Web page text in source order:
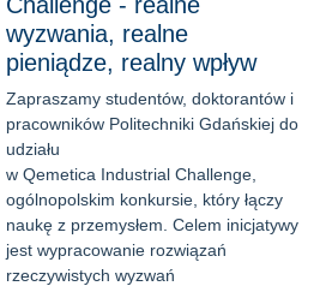
wyzwania, realne
pieniądze, realny wpływ
Zapraszamy studentów, doktorantów i
pracowników Politechniki Gdańskiej do
udziału
w Qemetica Industrial Challenge,
ogólnopolskim konkursie, który łączy
naukę z przemysłem. Celem inicjatywy
jest wypracowanie rozwiązań
rzeczywistych wyzwań